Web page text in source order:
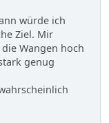
würde ich
Ziel. Mir
Wangen hoch
genug